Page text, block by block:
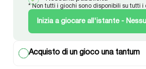
* Non tutti i giochi sono disponibili su tutti i
Inizia a giocare all'istante -
Acquisto di un gioco una tantum